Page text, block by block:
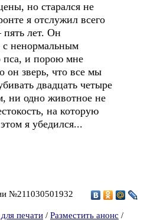
но старался не
я отслужил всего
лет. Он
ненормальным
пса, и порою мне
он зверь, что все мы
двадцать четыре
ни одно животное не
на которую
я убедился...
№211030501932
печати / Разместить анонс /